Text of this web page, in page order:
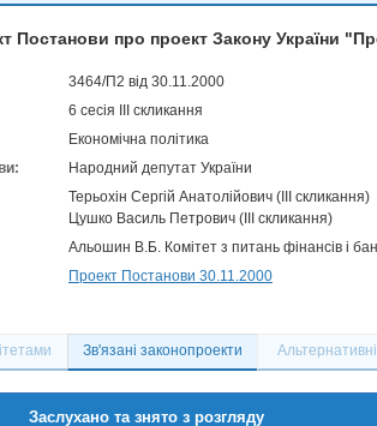
Постанови про проект Закону України
3464/П2 від 30.11.2000
6 сесія III скликання
Економічна політика
Народний депутат України
Терьохін Сергій Анатолійович (III скликання)
Цушко Василь Петрович (III скликання)
Альошин В.Б. Комітет з питань фінансів і
Проект Постанови 30.11.2000
Зв'язані законопроекти
Заслухано та знято з розгляду